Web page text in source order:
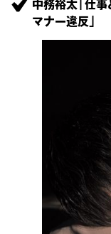
中務裕太「仕事
マナー違反」